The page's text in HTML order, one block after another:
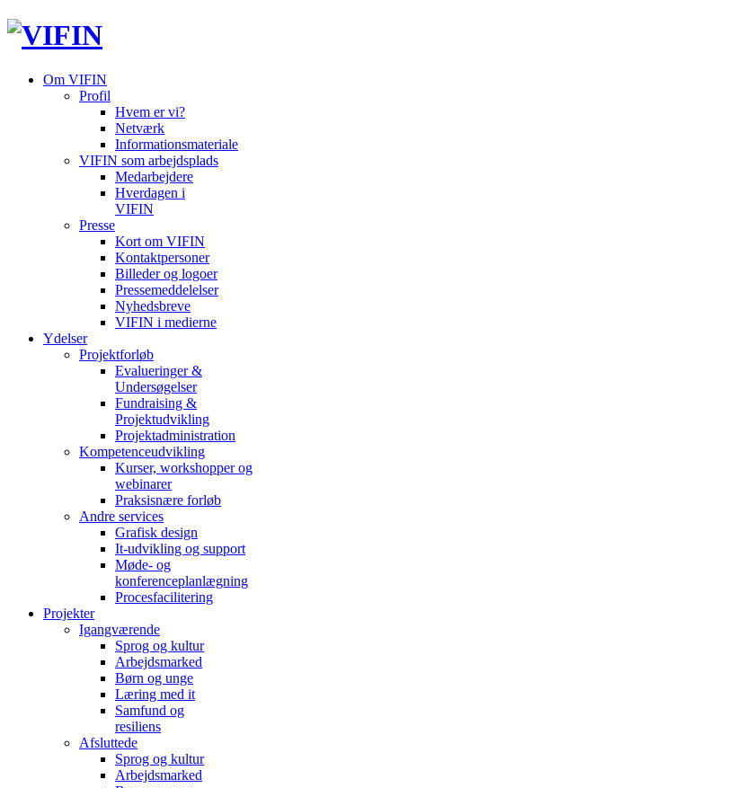
Om VIFIN
Profil
Hvem er vi?
Netværk
Informationsmateriale
VIFIN som arbejdsplads
Medarbejdere
Hverdagen i
VIFIN
Presse
Kort om VIFIN
Kontaktpersoner
Billeder og logoer
Pressemeddelelser
Nyhedsbreve
VIFIN i medierne
Ydelser
Projektforløb
Evalueringer &
Undersøgelser
Fundraising &
Projektudvikling
Projektadministration
Kompetenceudvikling
Kurser, workshopper og
webinarer
Praksisnære forløb
Andre services
Grafisk design
It-udvikling og support
Møde- og
konferenceplanlægning
Procesfacilitering
Projekter
Igangværende
Sprog og kultur
Arbejdsmarked
Børn og unge
Læring med it
Samfund og
resiliens
Afsluttede
Sprog og kultur
Arbejdsmarked